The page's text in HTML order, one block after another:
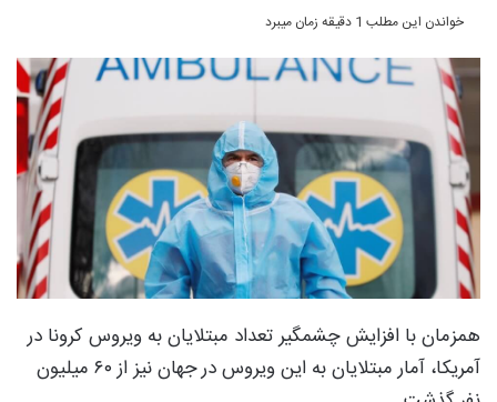
خواندن این مطلب 1 دقیقه زمان میبرد
همزمان با افزایش چشمگیر تعداد مبتلایان به ویروس کرونا در
آمریکا، آمار مبتلایان به این ویروس در جهان نیز از ۶۰ میلیون